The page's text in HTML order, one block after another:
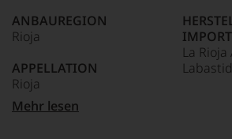
Das
dokumentieren
auch
und
gerade
mit
ANBAUREGION
Rioja
APPELLATION
Rioja
QUALITÄTSSTUFE
La Rioja
Mehr lesen